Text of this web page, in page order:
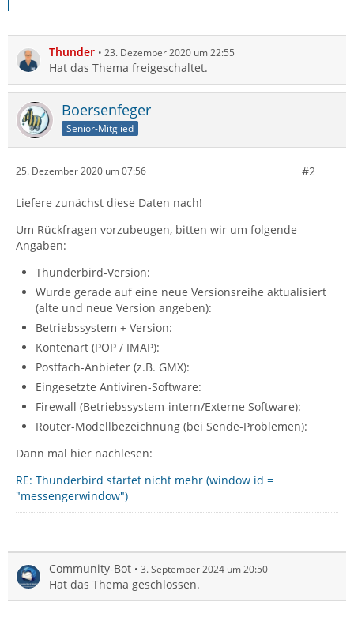
Thunder 23. Dezember 2020 um 22:55
Hat das Thema freigeschaltet.
Boersenfeger
Senior-Mitglied
25. Dezember 2020 um 07:56 #2
Liefere zunächst diese Daten nach!
Um Rückfragen vorzubeugen, bitten wir um folgende
Angaben:
Thunderbird-Version:
Wurde gerade auf eine neue Versionsreihe aktualisiert
(alte und neue Version angeben):
Betriebssystem + Version:
Kontenart (POP / IMAP):
Postfach-Anbieter (z.B. GMX):
Eingesetzte Antiviren-Software:
Firewall (Betriebssystem-intern/Externe Software):
Router-Modellbezeichnung (bei Sende-Problemen):
Dann mal hier nachlesen:
RE: Thunderbird startet nicht mehr (window id =
"messengerwindow")
Community-Bot 3. September 2024 um 20:50
Hat das Thema geschlossen.